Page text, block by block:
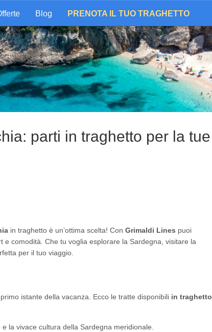
Blog PRENOTA IL TUO TRAGHETTO
parti in traghetto per la tue
in traghetto è un’ottima scelta! Con Grimaldi Lines puoi
comodità. Che tu voglia esplorare la Sardegna, visitare la
per il tuo viaggio.
istante della vacanza. Ecco le tratte disponibili in traghetto
la vivace cultura della Sardegna meridionale.